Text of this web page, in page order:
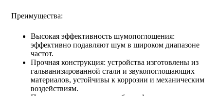
Преимущества:
Высокая эффективность шумопоглощения:
эффективно подавляют шум в широком диапазоне
частот.
Прочная конструкция: устройства изготовлены из
гальванизированной стали и звукопоглощающих
материалов, устойчивы к коррозии и механическим
воздействиям.